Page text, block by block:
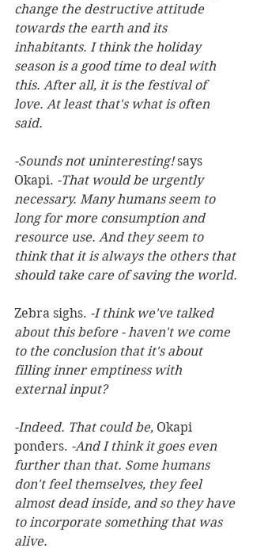
change the destructive attitude
towards the earth and its
inhabitants. I think the holiday
season is a good time to deal with
this. After all, it is the festival of
love. At least that's what is often
said.
-Sounds not uninteresting! says
Okapi. -That would be urgently
necessary. Many humans seem to
long for more consumption and
resource use. And they seem to
think that it is always the others that
should take care of saving the world.
Zebra sighs. -I think we've talked
about this before - haven't we come
to the conclusion that it's about
filling inner emptiness with
external input?
-Indeed. That could be, Okapi
ponders. -And I think it goes even
further than that. Some humans
don't feel themselves, they feel
almost dead inside, and so they have
to incorporate something that was
alive.